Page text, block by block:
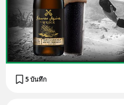
5 บันทึก